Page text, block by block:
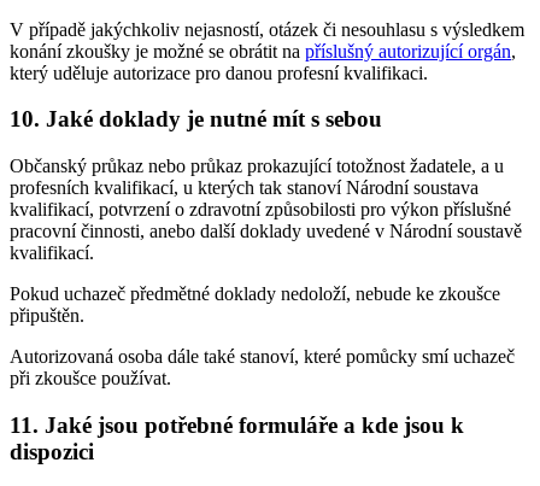
V případě jakýchkoliv nejasností, otázek či nesouhlasu s výsledkem
konání zkoušky je možné se obrátit na příslušný autorizující orgán,
který uděluje autorizace pro danou profesní kvalifikaci.
10. Jaké doklady je nutné mít s sebou
Občanský průkaz nebo průkaz prokazující totožnost žadatele, a u
profesních kvalifikací, u kterých tak stanoví Národní soustava
kvalifikací, potvrzení o zdravotní způsobilosti pro výkon příslušné
pracovní činnosti, anebo další doklady uvedené v Národní soustavě
kvalifikací.
Pokud uchazeč předmětné doklady nedoloží, nebude ke zkoušce
připuštěn.
Autorizovaná osoba dále také stanoví, které pomůcky smí uchazeč
při zkoušce používat.
11. Jaké jsou potřebné formuláře a kde jsou k
dispozici